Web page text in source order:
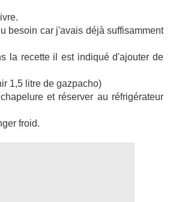
besoin car j'avais déjà suffisamment
la recette il est indiqué d'ajouter de
1,5 litre de gazpacho)
et réserver au réfrigérateur
froid.